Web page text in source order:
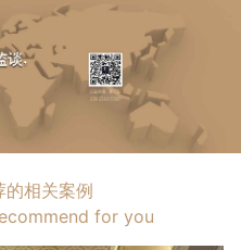
的相关案例
for you